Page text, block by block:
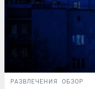
РАЗВЛЕЧЕНИЯ ОБЗОР